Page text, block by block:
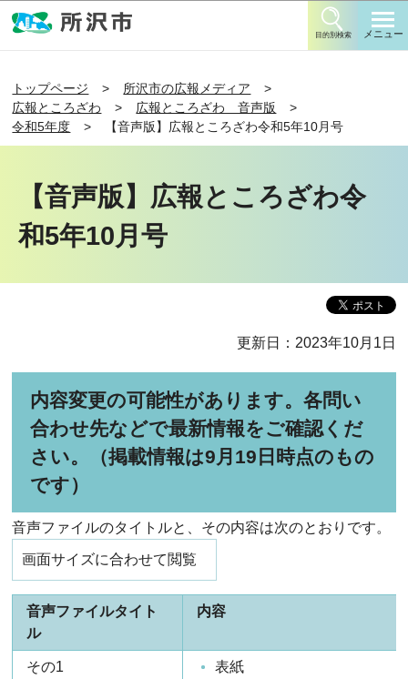
目的別検索 メニュー
トップページ
所沢市の広報メディア
広報ところざわ
広報ところざわ 音声版
令和5年度
【音声版】広報ところざわ令和5年10月号
【音声版】広報ところざわ令
和5年10月号
更新日：2023年10月1日
内容変更の可能性があります。各問い
合わせ先などで最新情報をご確認くだ
さい。（掲載情報は9月19日時点のもの
です）
音声ファイルのタイトルと、その内容は次のとおりです。
画面サイズに合わせて閲覧
音声ファイルタイト
ル
内容
その1
表紙